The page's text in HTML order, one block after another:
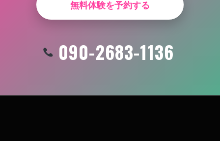
無料体験を予約する
090-2683-1136